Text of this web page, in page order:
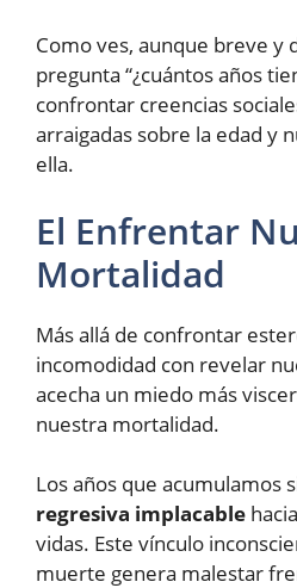
Como ves, aunque breve y
pregunta “¿cuántos años
confrontar creencias
arraigadas sobre la edad y
ella.
El Enfrentar
Mortalidad
Más allá de confrontar
incomodidad con revelar
acecha un miedo más
nuestra mortalidad.
Los años que acumulamos
regresiva implacable
vidas. Este vínculo
muerte genera malestar